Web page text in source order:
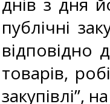
публічні
відповідно
товарів,
закупівлі”,